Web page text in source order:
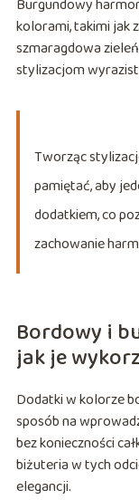
Burgundowy
kolorami, takimi jak
szmaragdowa
stylizacjom
Tworząc
pamiętać, aby
dodatkiem, co
zachowanie
Bordowy i
jak je
Dodatki w kolorze
sposób na
bez konieczności
biżuteria w tych
elegancji.